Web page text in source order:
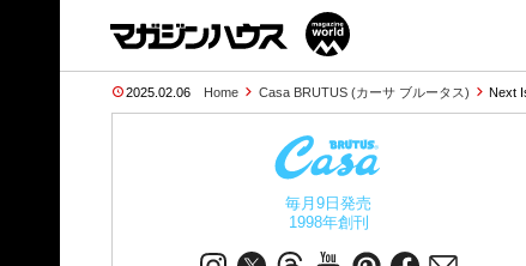
2025.02.06 Home Casa BRUTUS (カーサ ブルータス) Next
毎月9日発売
1998年創刊